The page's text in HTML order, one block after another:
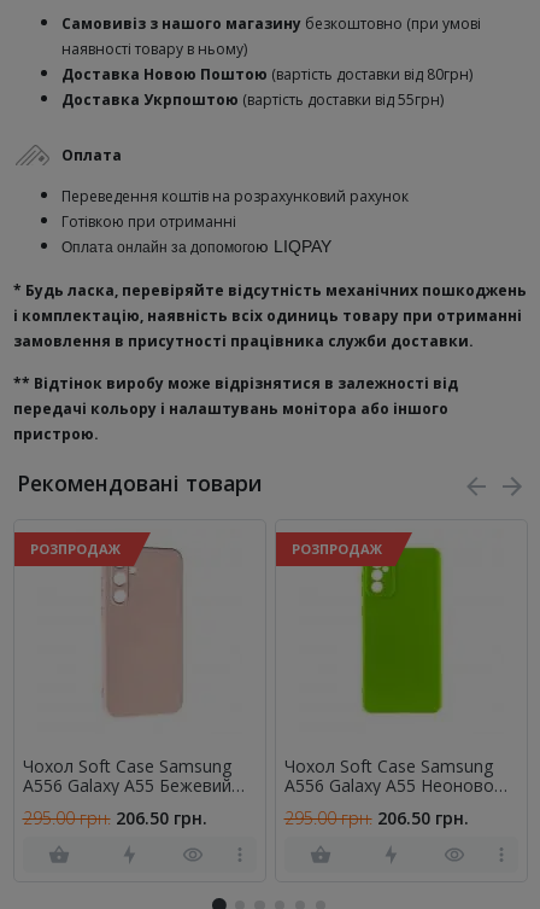
Самовивіз з нашого магазину безкоштовно (при умові
наявності товару в ньому)
Доставка Новою Поштою (вартість доставки від 80грн)
Доставка Укрпоштою (вартість доставки від 55грн)
Оплата
Переведення коштів на розрахунковий рахунок
Готівкою при отриманні
Оплата онлайн за допомогою LIQPAY
* Будь ласка, перевіряйте відсутність механічних пошкоджень
і комплектацію, наявність всіх одиниць товару при отриманні
замовлення в присутності працівника служби доставки.
** Відтінок виробу може відрізнятися в залежності від
передачі кольору і налаштувань монітора або іншого
пристрою.
Рекомендовані товари
РОЗПРОДАЖ
Чохол Soft Case Samsung
A556 Galaxy A55 Бежевий
295.00 грн. 206.50 грн.
РОЗПРОДАЖ
Чохол Soft Case Samsung
A556 Galaxy A55 Неоново
295.00 грн. 206.50 грн.